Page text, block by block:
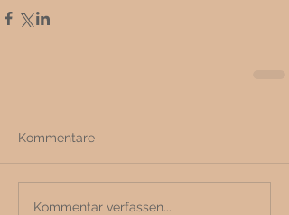
Kommentare
Kommentar verfassen...